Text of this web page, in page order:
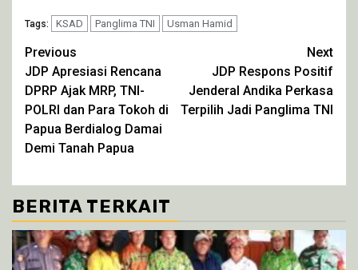
Twitter(Membuka
di
jendela
yang
baru)
Facebook(Membuka
di
jendela
WhatsApp(Membuka
di
jendela
Telegram(Membuka
di
jendela
Tags: KSAD Panglima TNI Usman Hamid
Continue
Reading
Previous
JDP Apresiasi Rencana
DPRP Ajak MRP, TNI-
POLRI dan Para Tokoh di
Papua Berdialog Damai
Demi Tanah Papua
Next
JDP Respons Positif
Jenderal Andika Perkasa
Terpilih Jadi Panglima TNI
BERITA TERKAIT